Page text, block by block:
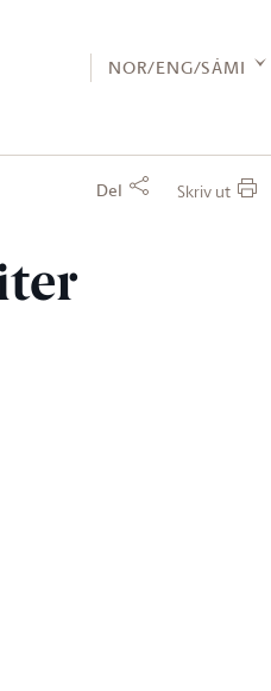
NOR/ENG/SÁMI
Del Skriv ut